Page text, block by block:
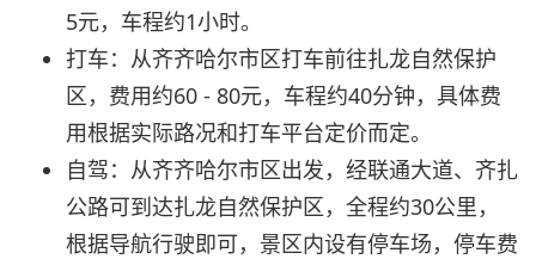
5元，车程约1小时。
打车：从齐齐哈尔市区打车前往扎龙自然保护
区，费用约60 - 80元，车程约40分钟，具体费
用根据实际路况和打车平台定价而定。
自驾：从齐齐哈尔市区出发，经联通大道、齐扎
公路可到达扎龙自然保护区，全程约30公里，
根据导航行驶即可，景区内设有停车场，停车费